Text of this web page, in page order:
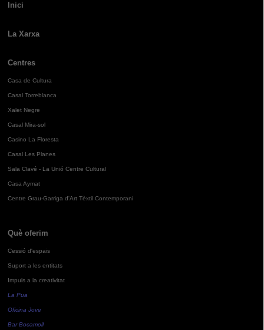
Inici
La Xarxa
Centres
Casa de Cultura
Casal Torreblanca
Xalet Negre
Casal Mira-sol
Casino La Floresta
Casal Les Planes
Sala Clavé - La Unió Centre Cultural
Casa Aymat
Centre Grau-Garriga d'Art Tèxtil Contemporani
Què oferim
Cessió d'espais
Suport a les entitats
Impuls a la creativitat
La Pua
Oficina Jove
Bar Bocamoll